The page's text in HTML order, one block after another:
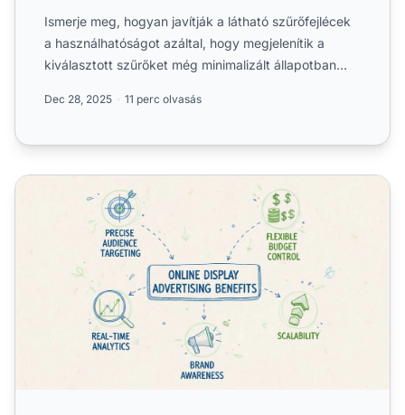
Ismerje meg, hogyan javítják a látható szűrőfejlécek
a használhatóságot azáltal, hogy megjelenítik a
kiválasztott szűrőket még minimalizált állapotban
Dec 28, 2025 11 perc olvasás
Mik az online display hirdetések előnyei? Teljes